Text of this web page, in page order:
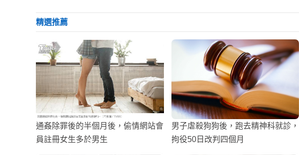
精選推薦
通姦除罪後的半個月後，偷情網站會
員註冊女生多於男生
男子虐殺狗狗後，跑去精神科就診，
拘役50日改判四個月